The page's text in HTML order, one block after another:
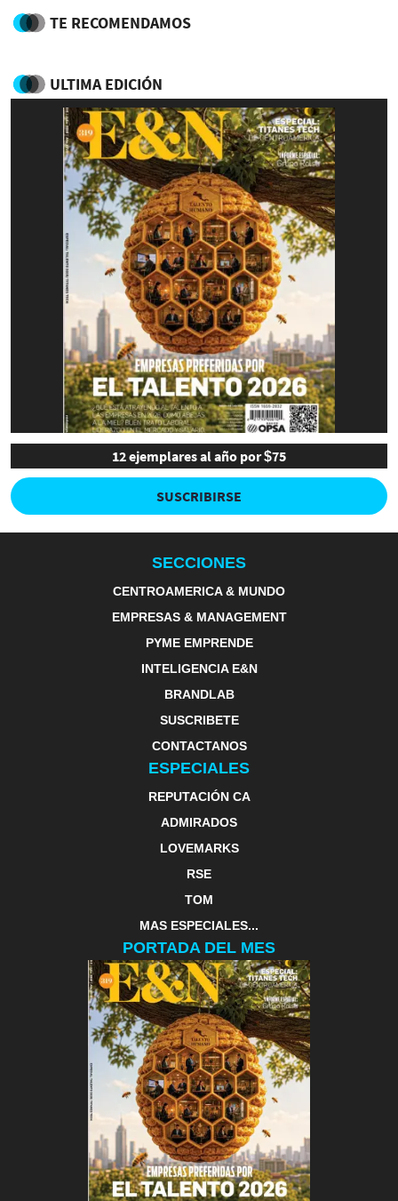
TE RECOMENDAMOS
ULTIMA EDICIÓN
12 ejemplares al año por $75
SUSCRIBIRSE
SECCIONES
CENTROAMERICA & MUNDO
EMPRESAS & MANAGEMENT
PYME EMPRENDE
INTELIGENCIA E&N
BRANDLAB
SUSCRIBETE
CONTACTANOS
ESPECIALES
REPUTACIÓN CA
ADMIRADOS
LOVEMARKS
RSE
TOM
MAS ESPECIALES...
PORTADA DEL MES